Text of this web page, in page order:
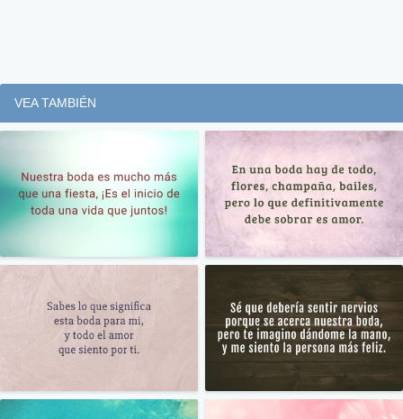
VEA TAMBIÉN